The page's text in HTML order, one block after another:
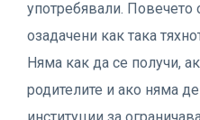
употребявали. Повечето
озадачени как така
Няма как да се получи,
родителите и ако няма